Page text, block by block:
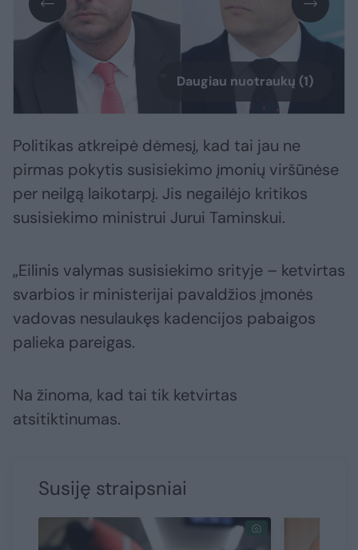
Daugiau nuotraukų (1)
Politikas atkreipė dėmesį, kad tai jau ne
pirmas pokytis susisiekimo įmonių viršūnėse
per neilgą laikotarpį. Jis negailėjo kritikos
susisiekimo ministrui Jurui Taminskui.
„Eilinis valymas susisiekimo srityje – ketvirtas
svarbios ir ministerijai pavaldžios įmonės
vadovas nesulaukęs kadencijos pabaigos
palieka pareigas.
Na žinoma, kad tai tik ketvirtas
atsitiktinumas.
Susiję straipsniai